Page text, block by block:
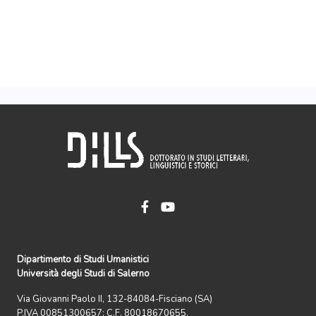
Dipartimento di Studi Umanistici
Università degli Studi di Salerno
Via Giovanni Paolo II, 132-84084-Fisciano (SA)
P.IVA 00851300657; C.F. 80018670655.